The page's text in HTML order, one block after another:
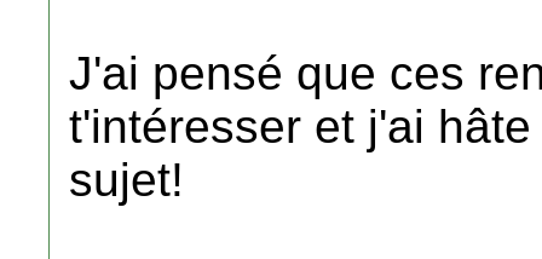
J'ai pensé que ces
t'intéresser et j'ai
sujet!